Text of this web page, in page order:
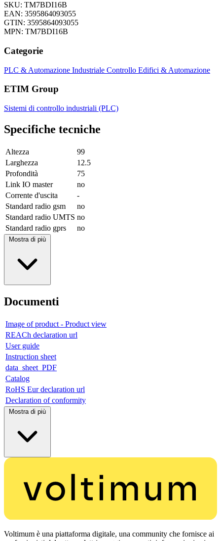
SKU: TM7BDI16B
EAN: 3595864093055
GTIN: 3595864093055
MPN: TM7BDI16B
Categorie
PLC & Automazione Industriale Controllo Edifici & Automazione
ETIM Group
Sistemi di controllo industriali (PLC)
Specifiche tecniche
Altezza
99
Larghezza
12.5
Profondità
75
Link IO master
no
Corrente d'uscita
-
Standard radio gsm
no
Standard radio UMTS no
Standard radio gprs
no
Mostra di più
Documenti
Image of product - Product view
REACh declaration url
User guide
Instruction sheet
data_sheet_PDF
Catalog
RoHS Eur declaration url
Declaration of conformity
Mostra di più
Voltimum è una piattaforma digitale, una community che fornisce ai